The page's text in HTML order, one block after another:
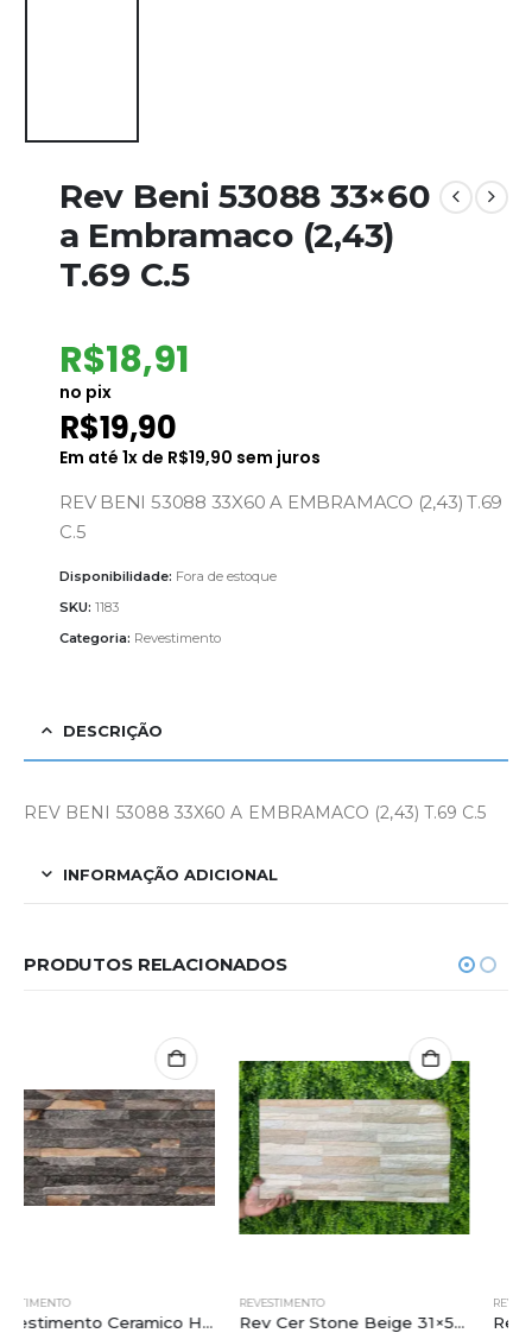
Rev Beni 53088 33×60
a Embramaco (2,43)
T.69 C.5
R$18,91
no pix
R$19,90
Em até 1x de R$19,90 sem juros
REV BENI 53088 33X60 A EMBRAMACO (2,43) T.69
C.5
Disponibilidade: Fora de estoque
SKU: 1183
Categoria: Revestimento
DESCRIÇÃO
REV BENI 53088 33X60 A EMBRAMACO (2,43) T.69 C.5
INFORMAÇÃO ADICIONAL
PRODUTOS RELACIONADOS
REVESTIMENTO
Rev Cer Stone Beige 31×59 a Cejatel (2,19) Ton.23 B.6 Lt.23
REVESTIMENTO
Rev Cer Brick Old 31×59 a Cejatel (2,19) Ton.33 B.8 Lt.33